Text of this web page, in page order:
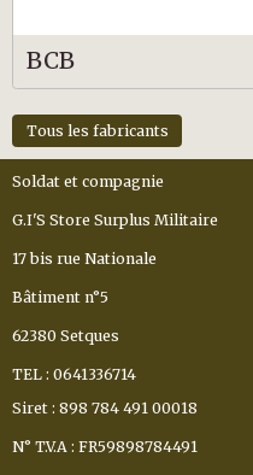
BCB
Tous les fabricants
Soldat et compagnie
G.I'S Store Surplus Militaire
17 bis rue Nationale
Bâtiment n°5
62380 Setques
TEL : 0641336714
Siret : 898 784 491 00018
N° T.V.A : FR59898784491